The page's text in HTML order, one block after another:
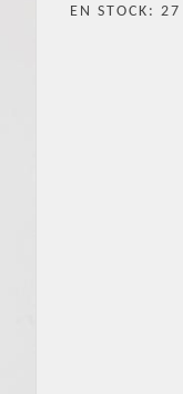
EN STOCK: 27